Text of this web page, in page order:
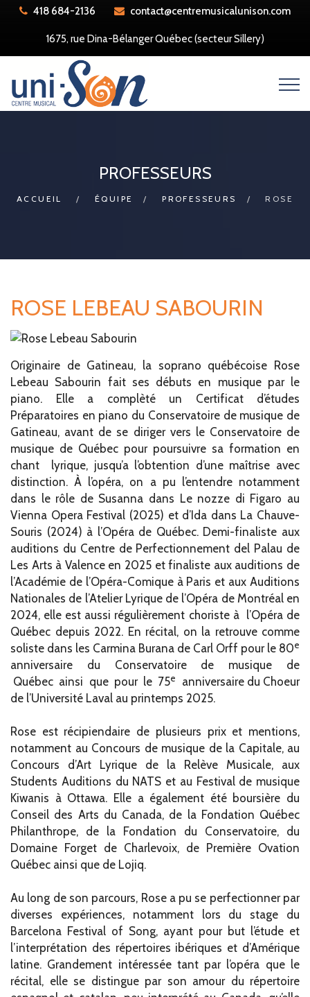
418 684-2136 contact@centremusicalunison.com
1675, rue Dina-Bélanger Québec (secteur Sillery)
PROFESSEURS
ACCUEIL ÉQUIPE PROFESSEURS ROSE
ROSE LEBEAU SABOURIN
Originaire de Gatineau, la soprano québécoise Rose
Lebeau Sabourin fait ses débuts en musique par le
piano. Elle a complèté un Certificat d’études
Préparatoires en piano du Conservatoire de musique de
Gatineau, avant de se diriger vers le Conservatoire de
musique de Québec pour poursuivre sa formation en
chant lyrique, jusqu’a l’obtention d’une maîtrise avec
distinction. À l’opéra, on a pu l’entendre notamment
dans le rôle de Susanna dans Le nozze di Figaro au
Vienna Opera Festival (2025) et d’Ida dans La Chauve-
Souris (2024) à l’Opéra de Québec. Demi-finaliste aux
auditions du Centre de Perfectionnement del Palau de
Les Arts à Valence en 2025 et finaliste aux auditions de
l’Académie de l’Opéra-Comique à Paris et aux Auditions
Nationales de l’Atelier Lyrique de l’Opéra de Montréal en
2024, elle est aussi régulièrement choriste à l’Opéra de
Québec depuis 2022. En récital, on la retrouve comme
soliste dans les Carmina Burana de Carl Orff pour le 80e
anniversaire du Conservatoire de musique de
Québec ainsi que pour le 75e
anniversaire du Choeur
de l’Université Laval au printemps 2025.
Rose est récipiendaire de plusieurs prix et mentions,
notamment au Concours de musique de la Capitale, au
Concours d’Art Lyrique de la Relève Musicale, aux
Students Auditions du NATS et au Festival de musique
Kiwanis à Ottawa. Elle a également été boursière du
Conseil des Arts du Canada, de la Fondation Québec
Philanthrope, de la Fondation du Conservatoire, du
Domaine Forget de Charlevoix, de Première Ovation
Québec ainsi que de Lojiq.
Au long de son parcours, Rose a pu se perfectionner par
diverses expériences, notamment lors du stage du
Barcelona Festival of Song, ayant pour but l’étude et
l’interprétation des répertoires ibériques et d’Amérique
latine. Grandement intéressée tant par l’opéra que le
récital, elle se distingue par son amour du répertoire